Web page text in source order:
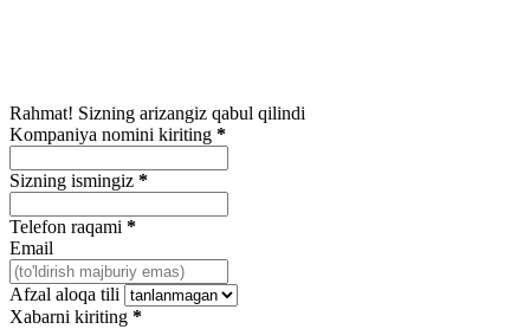
Rahmat! Sizning arizangiz qabul qilindi
Kompaniya nomini kiriting *
Sizning ismingiz *
Telefon raqami *
Email
Afzal aloqa tili
Xabarni kiriting *